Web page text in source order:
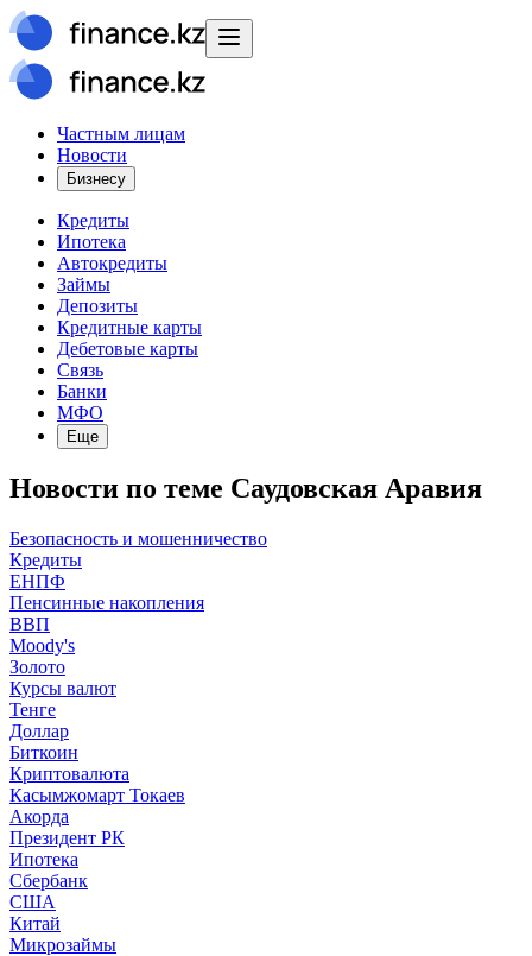
Частным лицам
Новости
Бизнесу
Кредиты
Ипотека
Автокредиты
Займы
Депозиты
Кредитные карты
Дебетовые карты
Связь
Банки
МФО
Еще
Новости по теме Саудовская Аравия
Безопасность и мошенничество
Кредиты
ЕНПФ
Пенсинные накопления
ВВП
Moody's
Золото
Курсы валют
Тенге
Доллар
Биткоин
Криптовалюта
Касымжомарт Токаев
Акорда
Президент РК
Ипотека
Сбербанк
США
Китай
Микрозаймы